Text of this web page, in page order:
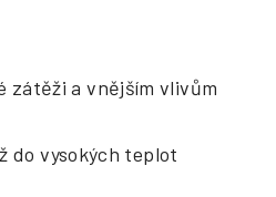
zátěži a vnějším vlivům
do vysokých teplot